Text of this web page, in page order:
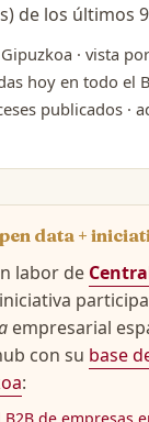
de los últimos
· vista
hoy en todo el
publicados ·
data +
labor de
empresarial
con su base
:
de empresas